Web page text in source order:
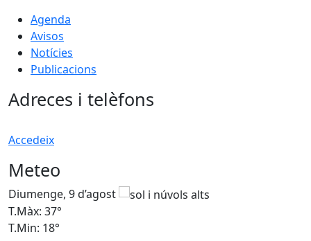
Agenda
Avisos
Notícies
Publicacions
Adreces i telèfons
Accedeix
Meteo
Diumenge, 9 d’agost
T.Màx: 37°
T.Min: 18°